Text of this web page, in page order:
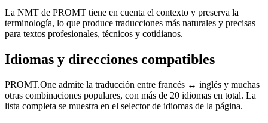
La NMT de PROMT tiene en cuenta el contexto y preserva la
terminología, lo que produce traducciones más naturales y precisas
para textos profesionales, técnicos y cotidianos.
Idiomas y direcciones compatibles
PROMT.One admite la traducción entre francés ↔ inglés y muchas
otras combinaciones populares, con más de 20 idiomas en total. La
lista completa se muestra en el selector de idiomas de la página.